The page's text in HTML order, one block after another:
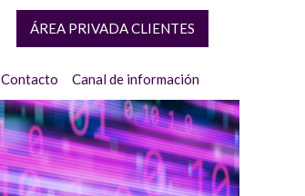
ÁREA PRIVADA CLIENTES
Contacto Canal de información